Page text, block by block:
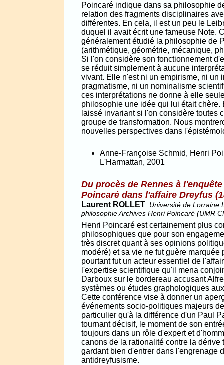
Poincaré indique dans sa philosophie
relation des fragments disciplinaires
différentes. En cela, il est un peu le
duquel il avait écrit une fameuse Note.
généralement étudié la philosophie de
(arithmétique, géométrie, mécanique,
Si l'on considère son fonctionnement
se réduit simplement à aucune
vivant. Elle n'est ni un empirisme, ni un
pragmatisme, ni un nominalisme
ces interprétations ne donne à elle
philosophie une idée qui lui était
laissé invariant si l'on considère toutes
groupe de transformation. Nous
nouvelles perspectives dans
Anne-Françoise Schmid, Henri
L'Harmattan, 2001
Du procès de Rennes à
Poincaré dans l'affaire Dreyfus
Laurent ROLLET Université de Lorraine
philosophie Archives Henri Poincaré (UMR
Henri Poincaré est certainement plus
philosophiques que pour son
très discret quant à ses opinions
modéré) et sa vie ne fut guère
pourtant fut un acteur essentiel de
l'expertise scientifique qu'il mena
Darboux sur le bordereau accusant
systèmes ou études graphologiques
Cette conférence vise à donner un
événements socio-politiques majeurs
particulier qu'à la différence d'un Paul
tournant décisif, le moment de son
toujours dans un rôle d'expert et
canons de la rationalité contre la
gardant bien d'entrer dans l'engrenage
antidreyfusisme.